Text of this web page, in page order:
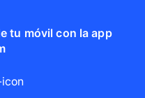
tu móvil con la app